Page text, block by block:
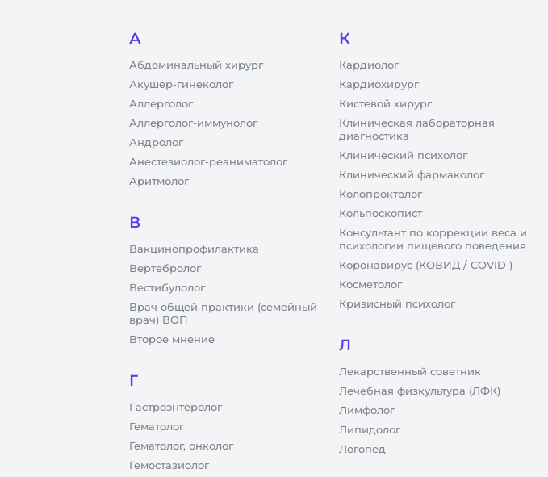
А
Абдоминальный хирург
Акушер-гинеколог
Аллерголог
Аллерголог-иммунолог
Андролог
Анестезиолог-реаниматолог
Аритмолог
В
Вакцинопрофилактика
Вертебролог
Вестибулолог
Врач общей практики (семейный
врач) ВОП
Второе мнение
Г
Гастроэнтеролог
Гематолог
Гематолог, онколог
Гемостазиолог
К
Кардиолог
Кардиохирург
Кистевой хирург
Клиническая лабораторная
диагностика
Клинический психолог
Клинический фармаколог
Колопроктолог
Кольпоскопист
Консультант по коррекции веса и
психологии пищевого поведения
Коронавирус (КОВИД / COVID )
Косметолог
Кризисный психолог
Л
Лекарственный советник
Лечебная физкультура (ЛФК)
Лимфолог
Липидолог
Логопед